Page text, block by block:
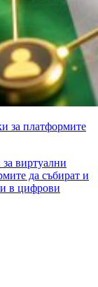
за платформите
виртуални
да събират и
в цифрови